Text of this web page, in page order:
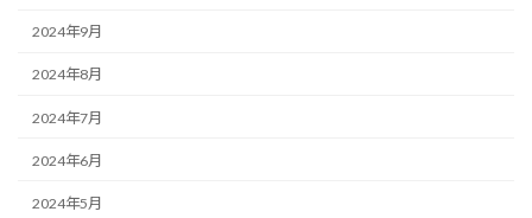
2024年9月
2024年8月
2024年7月
2024年6月
2024年5月